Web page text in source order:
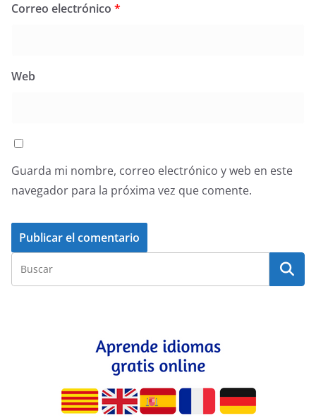
Correo electrónico *
Web
Guarda mi nombre, correo electrónico y web en este
navegador para la próxima vez que comente.